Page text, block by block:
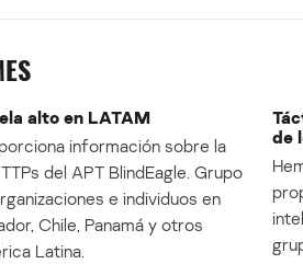
alto en LATAM
información sobre la
del APT BlindEagle. Grupo
e individuos en
Chile, Panamá y otros
Latina.
de